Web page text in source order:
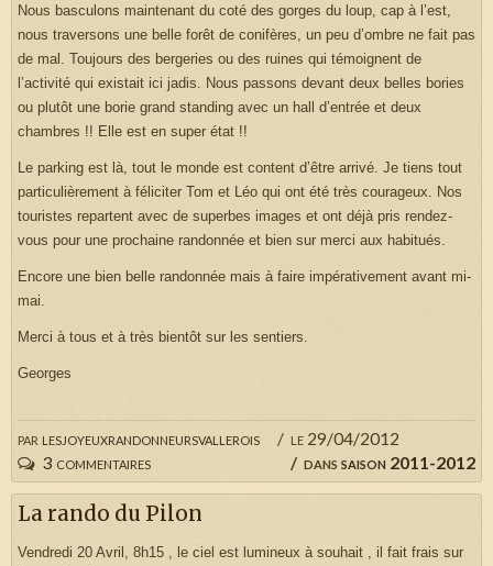
par lesjoyeuxrandonneursvallerois
le 29/04/2012
dans saison 2011-2012
3 commentaires
Nous basculons maintenant du coté des gorges du loup, cap à l’est,
nous traversons une belle forêt de conifères, un peu d’ombre ne fait pas
de mal. Toujours des bergeries ou des ruines qui témoignent de
l’activité qui existait ici jadis. Nous passons devant deux belles bories
ou plutôt une borie grand standing avec un hall d’entrée et deux
chambres !! Elle est en super état !!
Le parking est là, tout le monde est content d’être arrivé. Je tiens tout
particulièrement à féliciter Tom et Léo qui ont été très courageux. Nos
touristes repartent avec de superbes images et ont déjà pris rendez-
vous pour une prochaine randonnée et bien sur merci aux habitués.
Encore une bien belle randonnée mais à faire impérativement avant mi-
mai.
Merci à tous et à très bientôt sur les sentiers.
Georges
La rando du Pilon
Vendredi 20 Avril, 8h15 , le ciel est lumineux à souhait , il fait frais sur